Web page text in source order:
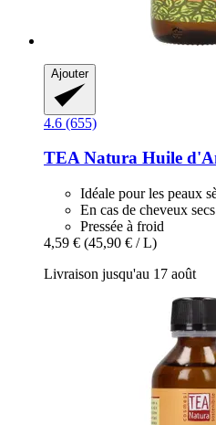
Ajouter
4.6 (655)
TEA Natura Huile
Idéale pour les peaux
En cas de cheveux
Pressée à froid
4,59 € (45,90 € / L)
Livraison jusqu'au 17 août